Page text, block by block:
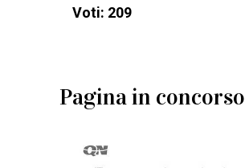
Voti: 209
Pagina in concorso